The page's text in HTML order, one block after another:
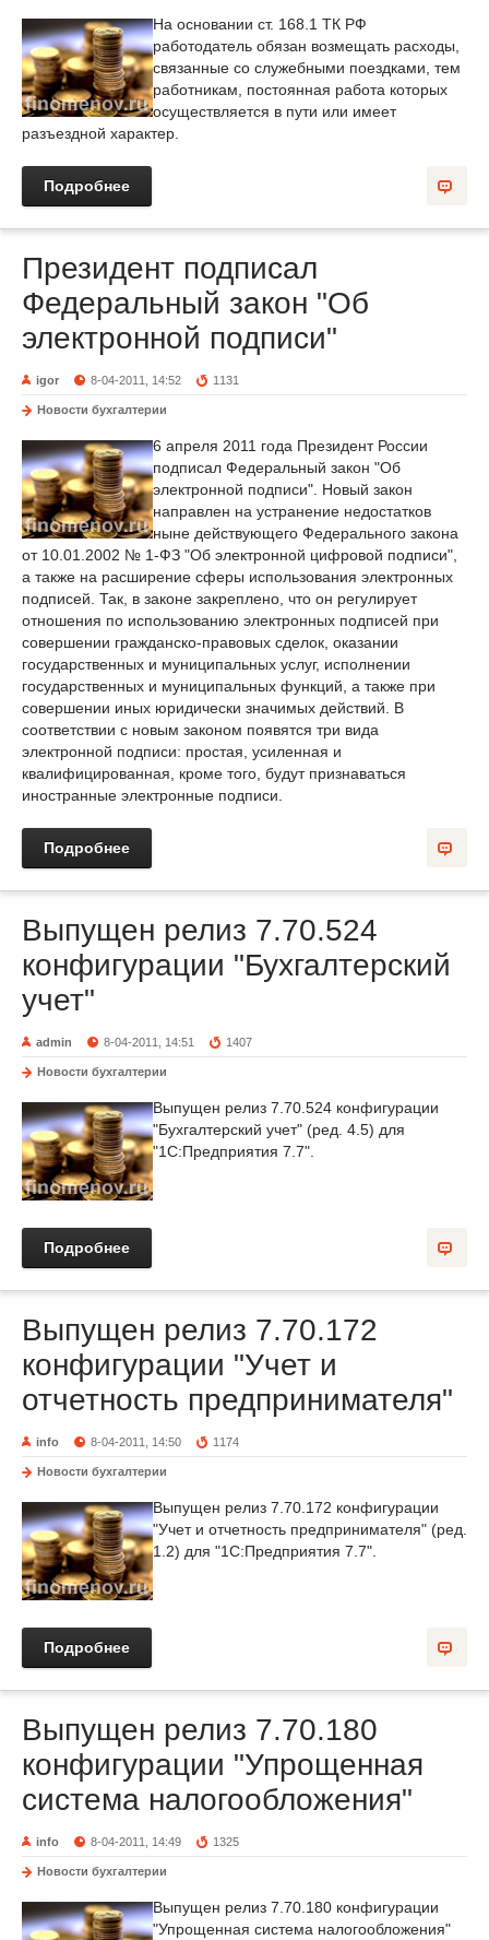
На основании ст. 168.1 ТК РФ
работодатель обязан возмещать расходы,
связанные со служебными поездками, тем
работникам, постоянная работа которых
осуществляется в пути или имеет
разъездной характер.
Подробнее
Президент подписал
Федеральный закон "Об
электронной подписи"
igor 8-04-2011, 14:52 1131
Новости бухгалтерии
6 апреля 2011 года Президент России
подписал Федеральный закон "Об
электронной подписи". Новый закон
направлен на устранение недостатков
ныне действующего Федерального закона
от 10.01.2002 № 1-ФЗ "Об электронной цифровой подписи",
а также на расширение сферы использования электронных
подписей. Так, в законе закреплено, что он регулирует
отношения по использованию электронных подписей при
совершении гражданско-правовых сделок, оказании
государственных и муниципальных услуг, исполнении
государственных и муниципальных функций, а также при
совершении иных юридически значимых действий. В
соответствии с новым законом появятся три вида
электронной подписи: простая, усиленная и
квалифицированная, кроме того, будут признаваться
иностранные электронные подписи.
Подробнее
Выпущен релиз 7.70.524
конфигурации "Бухгалтерский
учет"
admin 8-04-2011, 14:51 1407
Новости бухгалтерии
Выпущен релиз 7.70.524 конфигурации
"Бухгалтерский учет" (ред. 4.5) для
"1С:Предприятия 7.7".
Подробнее
Выпущен релиз 7.70.172
конфигурации "Учет и
отчетность предпринимателя"
info 8-04-2011, 14:50 1174
Новости бухгалтерии
Выпущен релиз 7.70.172 конфигурации
"Учет и отчетность предпринимателя" (ред.
1.2) для "1С:Предприятия 7.7".
Подробнее
Выпущен релиз 7.70.180
конфигурации "Упрощенная
система налогообложения"
info 8-04-2011, 14:49 1325
Новости бухгалтерии
Выпущен релиз 7.70.180 конфигурации
"Упрощенная система налогообложения"